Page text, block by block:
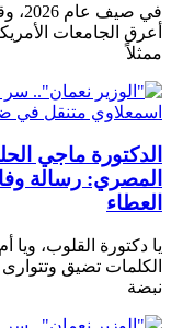
في
أعرق الجامعات
ممثلاً
الدكتورة ماجي
المصري: رسالة
العطاء
يا دكتورة القلوب، ويا
الكلمات تضيق
نبضة